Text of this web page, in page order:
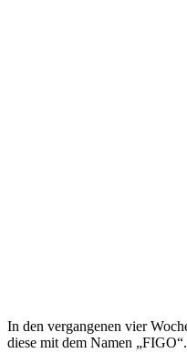
In den vergangenen vier
diese mit dem Namen „FIGO“.